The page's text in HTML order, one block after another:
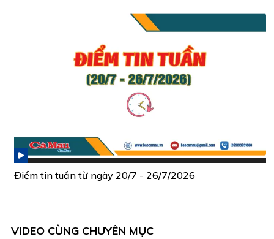
Điểm tin tuần từ ngày 20/7 - 26/7/2026
VIDEO CÙNG CHUYÊN MỤC